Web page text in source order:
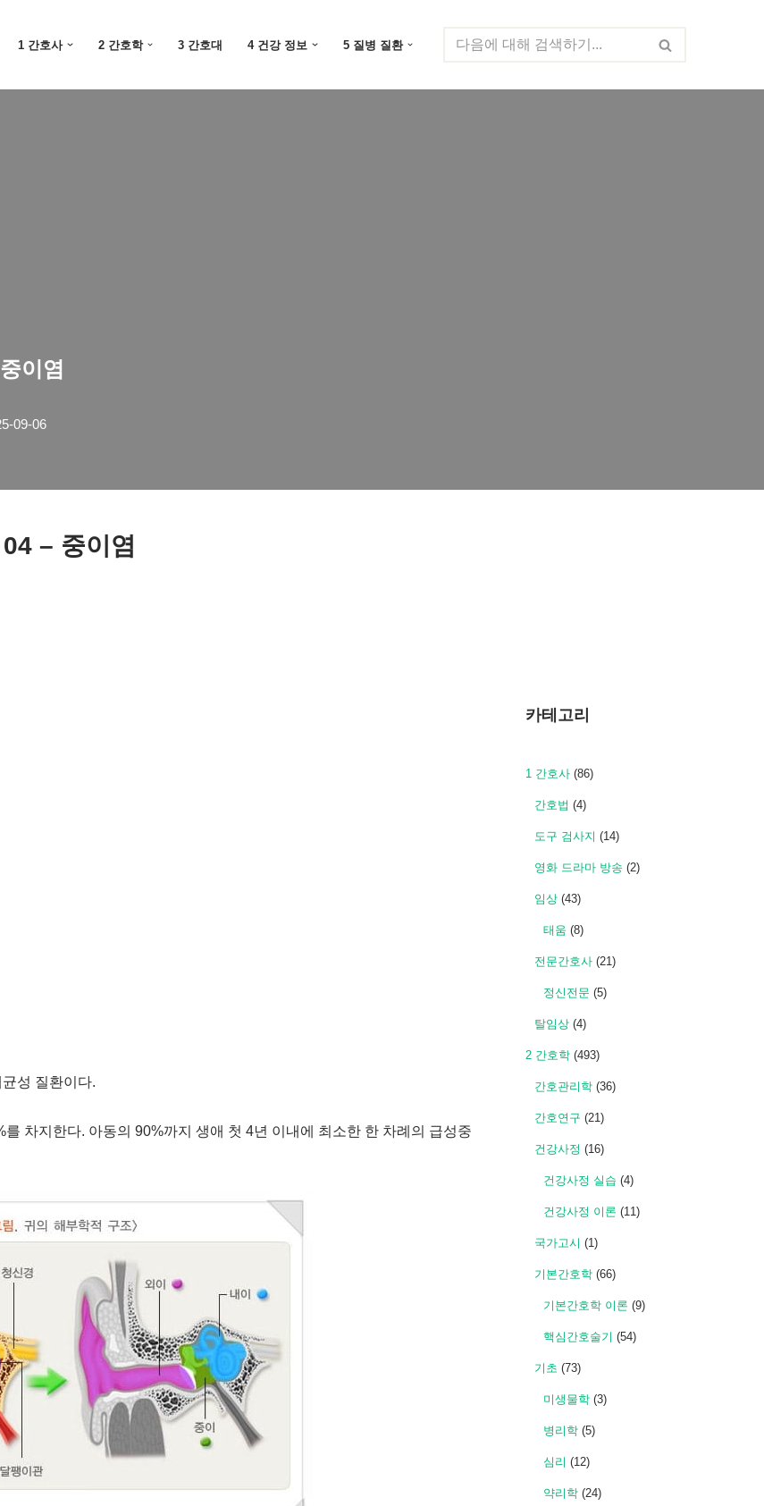
1 간호사 2 간호학 3 간호대 4 건강 정보 5 질병 질환
이염
09-06
– 중이염
성 질환이다.
차지한다. 아동의 90%까지 생애 첫 4년 이내에 최소한 한 차례의 급성중
카테고리
1 간호사 (86)
간호법 (4)
도구 검사지 (14)
영화 드라마 방송 (2)
임상 (43)
태움 (8)
전문간호사 (21)
정신전문 (5)
탈임상 (4)
2 간호학 (493)
간호관리학 (36)
간호연구 (21)
건강사정 (16)
건강사정 실습 (4)
건강사정 이론 (11)
국가고시 (1)
기본간호학 (66)
기본간호학 이론 (9)
핵심간호술기 (54)
기초 (73)
미생물학 (3)
병리학 (5)
심리 (12)
약리학 (24)